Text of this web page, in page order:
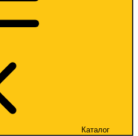
Каталог